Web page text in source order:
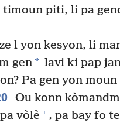
piti, li pa
l yon kesyon, li
gen* lavi ki pap
Pa gen yon
Ou konn
vòlè + , pa bay fo